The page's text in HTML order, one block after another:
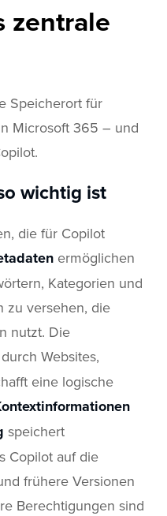
zentrale
Speicherort für
Microsoft 365 – und
wichtig ist
die für Copilot
ermöglichen
Kategorien und
zu versehen, die
nutzt. Die
durch Websites,
eine logische
speichert
Copilot auf die
frühere Versionen
Berechtigungen sind